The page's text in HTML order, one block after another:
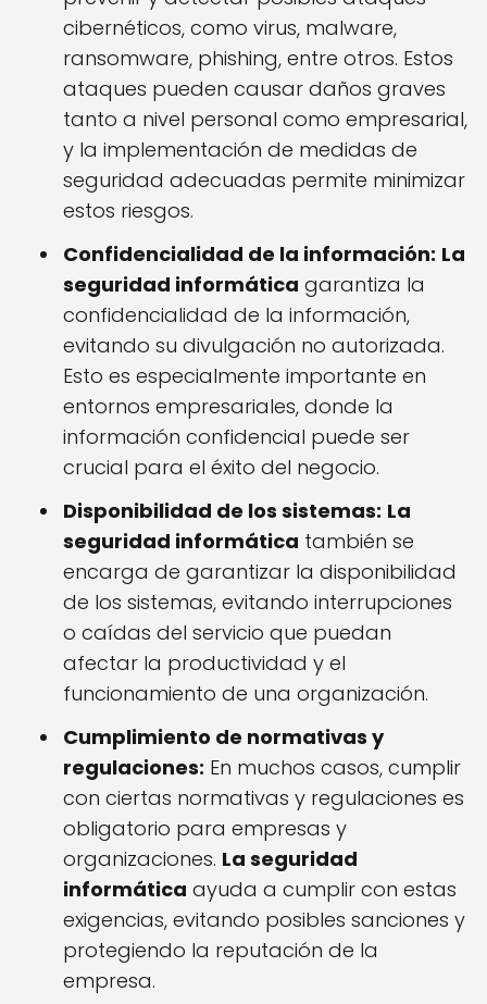
cibernéticos, como virus, malware,
ransomware, phishing, entre otros. Estos
ataques pueden causar daños graves
tanto a nivel personal como empresarial,
y la implementación de medidas de
seguridad adecuadas permite minimizar
estos riesgos.
Confidencialidad de la información: La
seguridad informática garantiza la
confidencialidad de la información,
evitando su divulgación no autorizada.
Esto es especialmente importante en
entornos empresariales, donde la
información confidencial puede ser
crucial para el éxito del negocio.
Disponibilidad de los sistemas: La
seguridad informática también se
encarga de garantizar la disponibilidad
de los sistemas, evitando interrupciones
o caídas del servicio que puedan
afectar la productividad y el
funcionamiento de una organización.
Cumplimiento de normativas y
regulaciones: En muchos casos, cumplir
con ciertas normativas y regulaciones es
obligatorio para empresas y
organizaciones. La seguridad
informática ayuda a cumplir con estas
exigencias, evitando posibles sanciones y
protegiendo la reputación de la
empresa.